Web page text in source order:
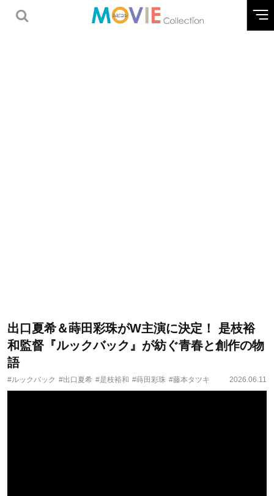
出口夏希＆蒔田彩珠がW主演に決定！ 是枝裕
和監督『ルックバック』が紡ぐ青春と創作の物
語
#ルックバック #出口夏希 #是枝裕和 #蒔田彩珠 #藤本タツキ 2026.06.11